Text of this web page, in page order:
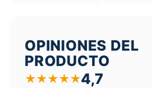
OPINIONES DEL
PRODUCTO
★★★★★4,7